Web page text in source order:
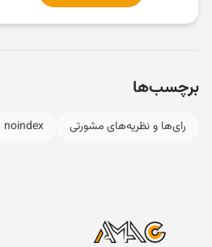
برچسب‌ها
رای‌ها و نظریه‌های مشورتی noindex